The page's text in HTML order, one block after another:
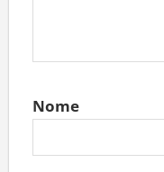
Nome